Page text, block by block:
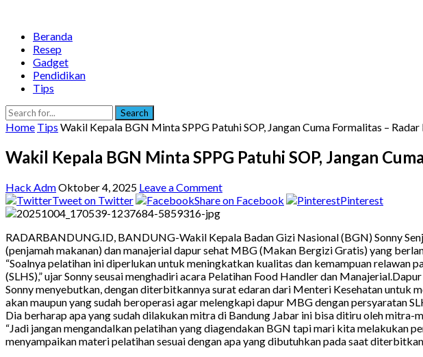
Beranda
Resep
Gadget
Pendidikan
Tips
Search
Home Tips Wakil Kepala BGN Minta SPPG Patuhi SOP, Jangan Cuma Formalitas –
Wakil Kepala BGN Minta SPPG Patuhi SOP, Jangan
Hack AdmOktober 4, 2025 Leave a Comment
Tweet on Twitter
Share on Facebook Pinterest
RADARBANDUNG.ID, BANDUNG-Wakil Kepala Badan Gizi Nasional (BGN) Sonny
(penjamah makanan) dan manajerial dapur sehat MBG (Makan Bergizi Gratis) yang
“Soalnya pelatihan ini diperlukan untuk meningkatkan kualitas dan kemampuan
(SLHS),” ujar Sonny seusai menghadiri acara Pelatihan Food Handler dan
Sonny menyebutkan, dengan diterbitkannya surat edaran dari Menteri Kesehatan untuk
akan maupun yang sudah beroperasi agar melengkapi dapur MBG dengan persyaratan
Dia berharap apa yang sudah dilakukan mitra di Bandung Jabar ini bisa ditiru oleh mitra-
“Jadi jangan mengandalkan pelatihan yang diagendakan BGN tapi mari kita melakukan
menyampaikan materi pelatihan sesuai dengan apa yang dibutuhkan pada saat